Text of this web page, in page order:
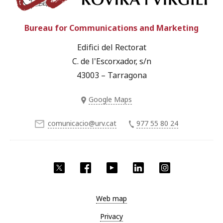
Twitter Facebook YouTube LinkedIn
Bureau for Communications and Marketing
Edifici del Rectorat
C. de l'Escorxador, s/n
43003 – Tarragona
Google Maps
comunicacio@urv.cat 977 55 80 24
Web map
Privacy